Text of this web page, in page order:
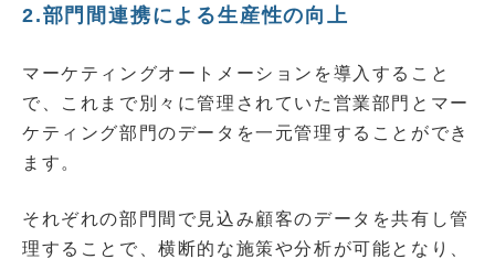
2.部門間連携による生産性の向上
マーケティングオートメーションを導入すること
で、これまで別々に管理されていた営業部門とマー
ケティング部門のデータを一元管理することができ
ます。
それぞれの部門間で見込み顧客のデータを共有し管
理することで、横断的な施策や分析が可能となり、